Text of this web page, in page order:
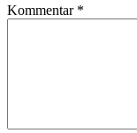
Kommentar *